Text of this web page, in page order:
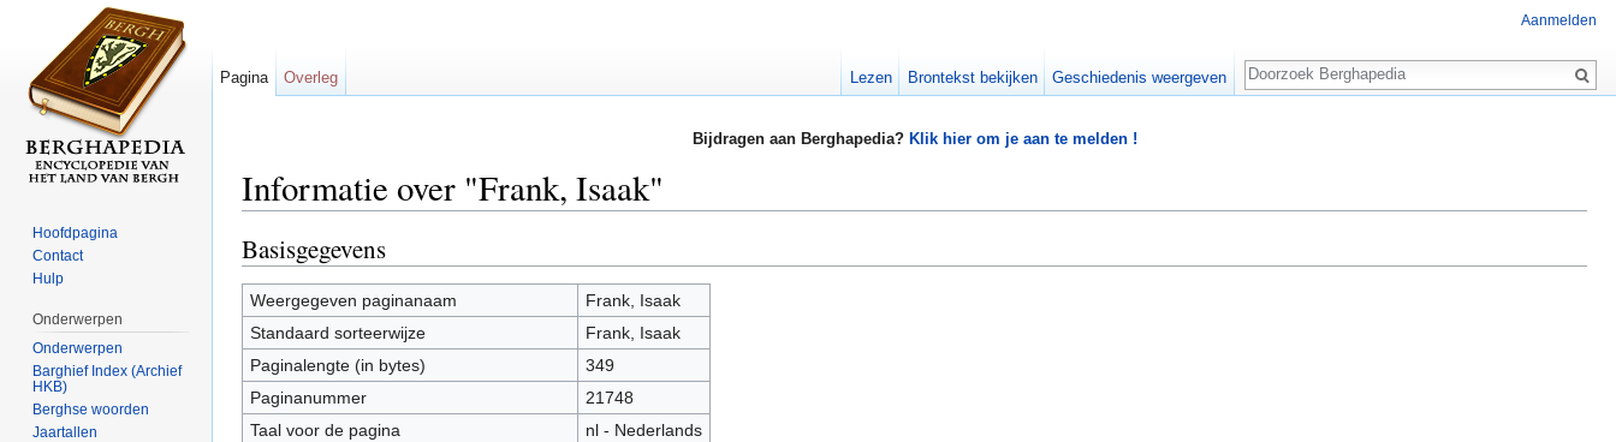
Bijdragen aan Berghapedia? Klik hier om je aan te melden !
Informatie over "Frank, Isaak"
Basisgegevens
Weergegeven paginanaam
Frank, Isaak
Standaard sorteerwijze
Frank, Isaak
Paginalengte (in bytes)
349
Paginanummer
21748
Taal voor de pagina
nl - Nederlands
Aanmelden
Pagina Overleg Lezen Brontekst bekijken Geschiedenis weergeven
Zoeken
Hoofdpagina
Contact
Hulp
Onderwerpen
Onderwerpen
Barghief Index (Archief
HKB)
Berghse woorden
Jaartallen